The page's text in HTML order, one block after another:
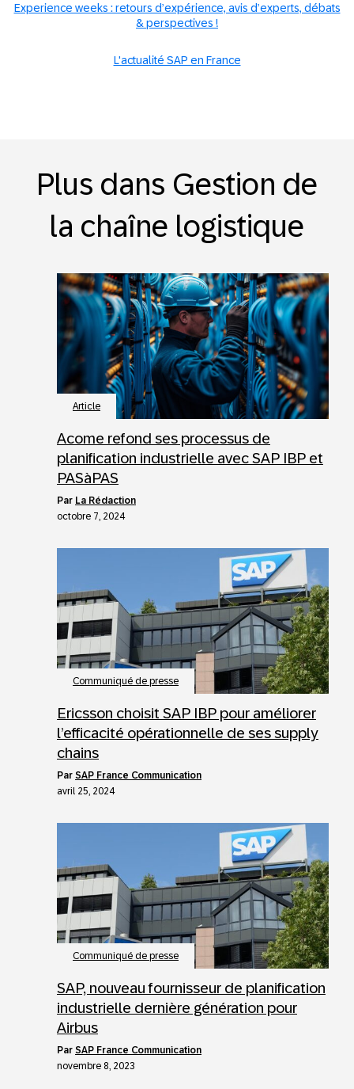
Experience weeks : retours d’expérience, avis d’experts, débats
& perspectives !
L'actualité SAP en France
Plus dans Gestion de
la chaîne logistique
Article
Acome refond ses processus de
planification industrielle avec SAP IBP et
PASàPAS
par La Rédaction
octobre 7, 2024
Communiqué de presse
Ericsson choisit SAP IBP pour améliorer
l’efficacité opérationnelle de ses supply
chains
par SAP France Communication
avril 25, 2024
Communiqué de presse
SAP, nouveau fournisseur de planification
industrielle dernière génération pour
Airbus
par SAP France Communication
novembre 8, 2023